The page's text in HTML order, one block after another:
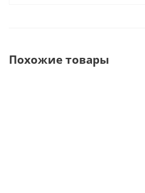
Похожие товары